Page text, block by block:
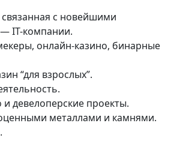
с новейшими
IT-компании.
онлайн-казино, бинарные
“для взрослых”.
и девелоперские проекты.
металлами и камнями.